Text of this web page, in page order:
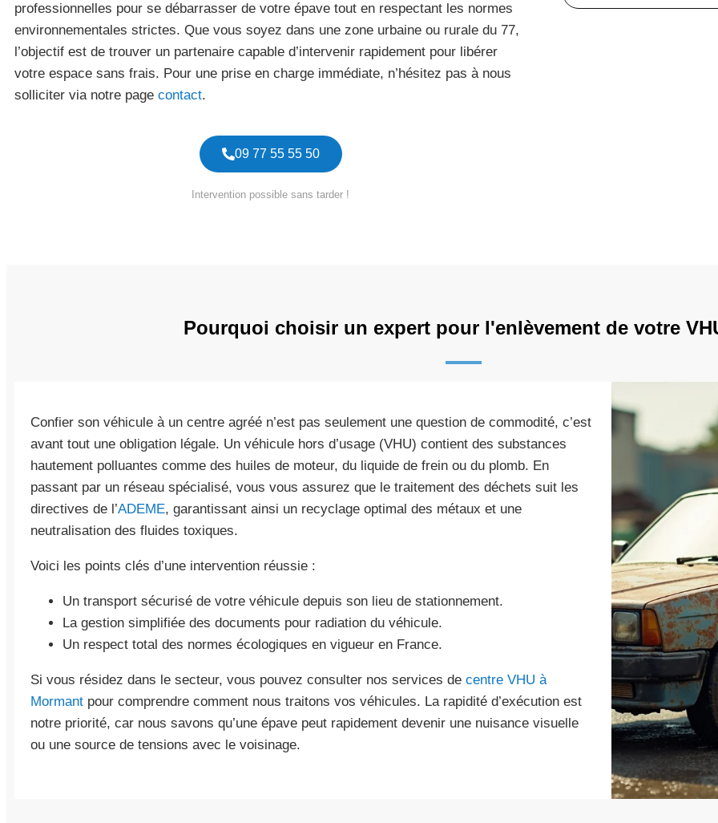
professionnelles pour se débarrasser de votre épave tout en respectant les normes
environnementales strictes. Que vous soyez dans une zone urbaine ou rurale du 77,
l’objectif est de trouver un partenaire capable d’intervenir rapidement pour libérer
votre espace sans frais. Pour une prise en charge immédiate, n’hésitez pas à nous
solliciter via notre page contact.
09 77 55 55 50
Intervention possible sans tarder !
Pourquoi choisir un expert pour l'enlèvement de votre
Confier son véhicule à un centre agréé n’est pas seulement une question de commodité, c’est
avant tout une obligation légale. Un véhicule hors d’usage (VHU) contient des substances
hautement polluantes comme des huiles de moteur, du liquide de frein ou du plomb. En
passant par un réseau spécialisé, vous vous assurez que le traitement des déchets suit les
directives de l’ADEME, garantissant ainsi un recyclage optimal des métaux et une
neutralisation des fluides toxiques.
Voici les points clés d’une intervention réussie :
Un transport sécurisé de votre véhicule depuis son lieu de stationnement.
La gestion simplifiée des documents pour radiation du véhicule.
Un respect total des normes écologiques en vigueur en France.
Si vous résidez dans le secteur, vous pouvez consulter nos services de centre VHU à
Mormant pour comprendre comment nous traitons vos véhicules. La rapidité d’exécution est
notre priorité, car nous savons qu’une épave peut rapidement devenir une nuisance visuelle
ou une source de tensions avec le voisinage.